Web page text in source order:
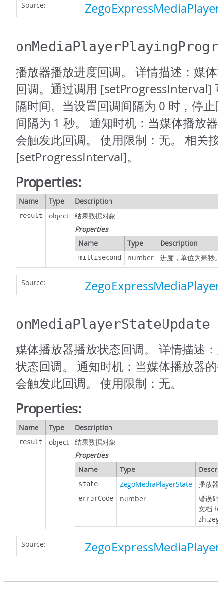
Source:
播放器播放进度回调。 详情描述：媒
回调。通过调用 [setProgressInterval]
隔时间。当设置回调间隔为 0 时，停
间隔为 1 秒。 通知时机：当媒体播放
会触发此回调。 使用限制：无。 相关
[setProgressInterval]。
Properties:
Name Type Description
result object
结果数据对象
Properties
Name
Type Description
millisecond number 进度，单位为毫秒
Source:
onMediaPlayerStateUpdate
媒体播放器播放状态回调。 详情描述
状态回调。 通知时机：当媒体播放器
会触发此回调。 使用限制：无。
Properties:
Name Type Description
result object
结果数据对象
Properties
Name
Type
state ZegoMediaPlayerState 播放
errorCode number
错误
文档
Source: